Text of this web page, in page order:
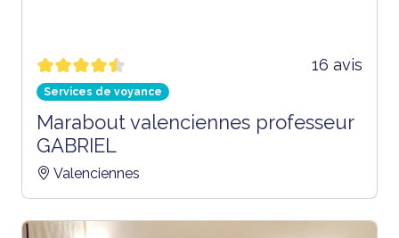
16 avis
Services de voyance
Marabout valenciennes professeur
GABRIEL
Valenciennes